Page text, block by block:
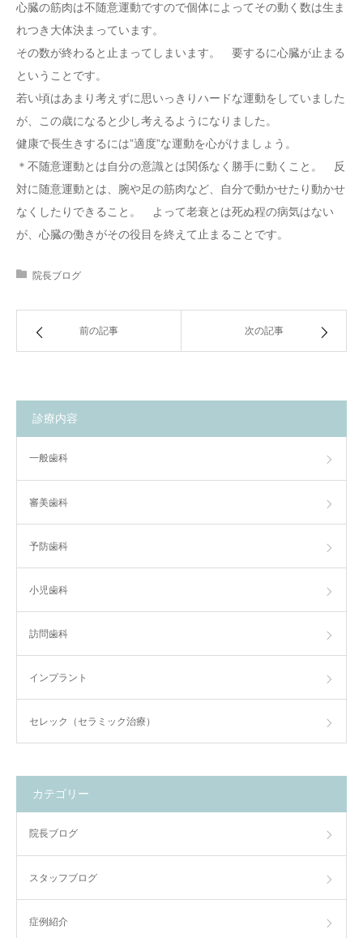
心臓の筋肉は不随意運動ですので個体によってその動く数は生ま
れつき大体決まっています。
その数が終わると止まってしまいます。 要するに心臓が止まる
ということです。
若い頃はあまり考えずに思いっきりハードな運動をしていました
が、この歳になると少し考えるようになりました。
健康で長生きするには”適度”な運動を心がけましょう。
＊不随意運動とは自分の意識とは関係なく勝手に動くこと。 反
対に随意運動とは、腕や足の筋肉など、自分で動かせたり動かせ
なくしたりできること。 よって老衰とは死ぬ程の病気はない
が、心臓の働きがその役目を終えて止まることです。
院長ブログ
前の記事 次の記事
診療内容
一般歯科
審美歯科
予防歯科
小児歯科
訪問歯科
インプラント
セレック（セラミック治療）
カテゴリー
院長ブログ
スタッフブログ
症例紹介